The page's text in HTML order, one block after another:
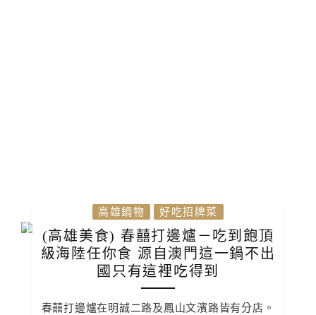
高雄鍋物 好吃招牌菜
(高雄美食) 春囍打邊爐－吃到飽頂
級海陸任你食 源自澳門這一鍋不出
國只有這裡吃得到
春囍打邊爐在明誠二路及鳳山文濱路皆有分店。